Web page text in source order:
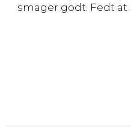
smager godt. Fedt at